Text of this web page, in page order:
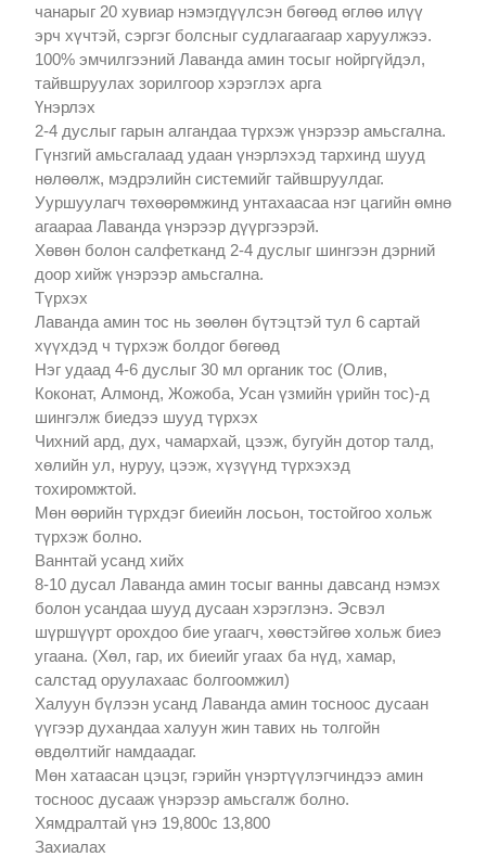
чанарыг 20 хувиар нэмэгдүүлсэн бөгөөд өглөө илүү
эрч хүчтэй, сэргэг болсныг судлагаагаар харуулжээ.
100% эмчилгээний Лаванда амин тосыг нойргүйдэл,
тайвшруулах зорилгоор хэрэглэх арга
Үнэрлэх
2-4 дуслыг гарын алгандаа түрхэж үнэрээр амьсгална.
Гүнзгий амьсгалаад удаан үнэрлэхэд тархинд шууд
нөлөөлж, мэдрэлийн системийг тайвшруулдаг.
Ууршуулагч төхөөрөмжинд унтахаасаа нэг цагийн өмнө
агаараа Лаванда үнэрээр дүүргээрэй.
Хөвөн болон салфетканд 2-4 дуслыг шингээн дэрний
доор хийж үнэрээр амьсгална.
Түрхэх
Лаванда амин тос нь зөөлөн бүтэцтэй тул 6 сартай
хүүхдэд ч түрхэж болдог бөгөөд
Нэг удаад 4-6 дуслыг 30 мл органик тос (Олив,
Коконат, Алмонд, Жожоба, Усан үзмийн үрийн тос)-д
шингэлж биедээ шууд түрхэх
Чихний ард, дух, чамархай, цээж, бугуйн дотор талд,
хөлийн ул, нуруу, цээж, хүзүүнд түрхэхэд
тохиромжтой.
Мөн өөрийн түрхдэг биеийн лосьон, тостойгоо хольж
түрхэж болно.
Ваннтай усанд хийх
8-10 дусал Лаванда амин тосыг ванны давсанд нэмэх
болон усандаа шууд дусаан хэрэглэнэ. Эсвэл
шүршүүрт орохдоо бие угаагч, хөөстэйгөө хольж биеэ
угаана. (Хөл, гар, их биеийг угаах ба нүд, хамар,
салстад оруулахаас болгоомжил)
Халуун бүлээн усанд Лаванда амин тосноос дусаан
үүгээр духандаа халуун жин тавих нь толгойн
өвдөлтийг намдаадаг.
Мөн хатаасан цэцэг, гэрийн үнэртүүлэгчиндээ амин
тосноос дусааж үнэрээр амьсгалж болно.
Хямдралтай үнэ 19,800с 13,800
Захиалах